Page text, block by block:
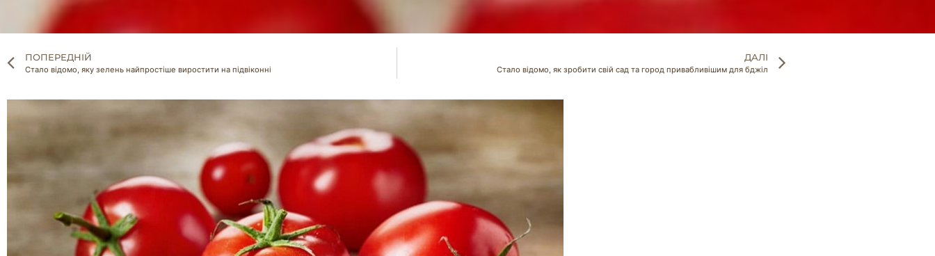
ПОПЕРЕДНІЙ
Стало відомо, яку зелень найпростіше виростити на підвіконні
ДАЛІ
Стало відомо, як зробити свій сад та город привабливішим для бджіл